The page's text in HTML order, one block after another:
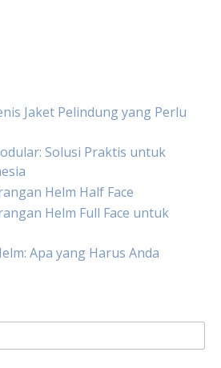
Jaket Pelindung yang Perlu
Solusi Praktis untuk
Helm Half Face
Helm Full Face untuk
Apa yang Harus Anda